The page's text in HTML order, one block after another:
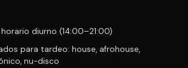
diurno (14:00–21:00)
para tardeo: house, afrohouse,
nu-disco